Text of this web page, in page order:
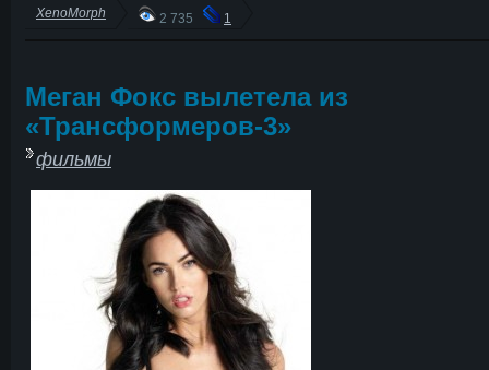
XenoMorph 2 735 1
Меган Фокс вылетела из
«Трансформеров-3»
фильмы